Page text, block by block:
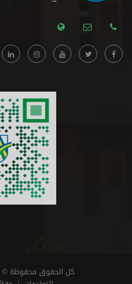
كل الحقوق محفوظة ©